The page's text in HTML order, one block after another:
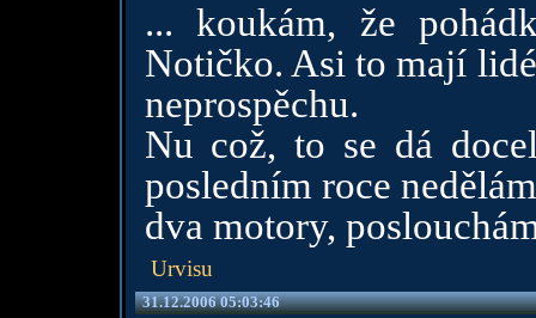
... koukám, že
Notičko. Asi to mají
neprospěchu.
Nu což, to se dá
posledním roce
dva motory,
Urvisu
31.12.2006 05:03:46